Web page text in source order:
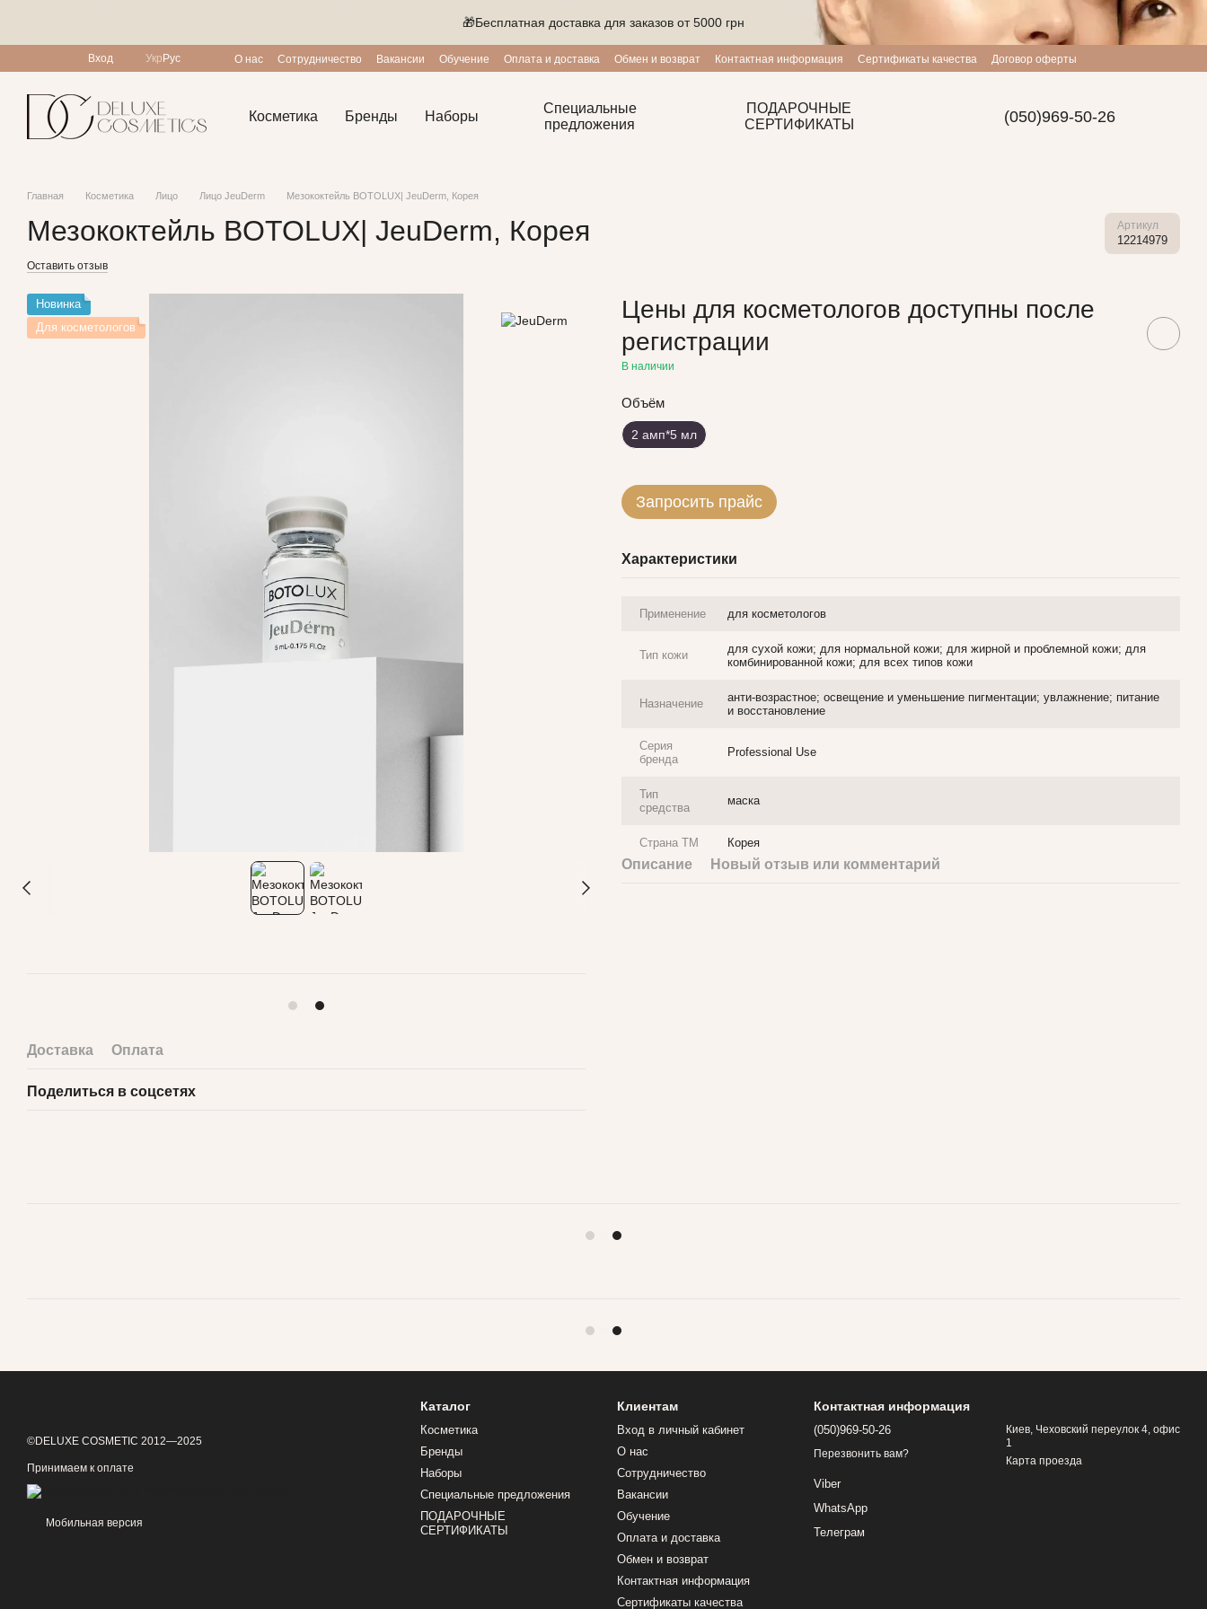
🎁Бесплатная доставка для заказов от 5000 грн
Вход Укр Рус О нас Сотрудничество Вакансии Обучение Оплата и доставка Обмен и возврат Контактная информация Сертификаты качества
Договор оферты
Косметика Бренды Наборы
Специальные
предложения
ПОДАРОЧНЫЕ
СЕРТИФИКАТЫ
(050)969-50-26
Главная Косметика Лицо Лицо JeuDerm Мезококтейль BOTOLUX| JeuDerm, Корея
Мезококтейль BOTOLUX| JeuDerm, Корея Артикул
12214979
Оставить отзыв
Новинка
Для косметологов
Доставка Оплата
Поделиться в соцсетях
Цены для косметологов доступны после
регистрации
В наличии
Объём
2 амп*5 мл
Запросить прайс
Характеристики
Применение для косметологов
Тип кожи
для сухой кожи; для нормальной кожи; для жирной и проблемной кожи; для
комбинированной кожи; для всех типов кожи
Назначение
анти-возрастное; освещение и уменьшение пигментации; увлажнение; питание
и восстановление
Серия
бренда
Professional Use
Тип
средства
маска
Страна ТМ Корея
Описание Новый отзыв или комментарий
©DELUXE COSMETIC 2012—2025
Принимаем к оплате
Мобильная версия
Каталог
Косметика
Бренды
Наборы
Специальные предложения
ПОДАРОЧНЫЕ
СЕРТИФИКАТЫ
Клиентам
Вход в личный кабинет
О нас
Сотрудничество
Вакансии
Обучение
Оплата и доставка
Обмен и возврат
Контактная информация
Сертификаты качества
Контактная информация
(050)969-50-26
Перезвонить вам?
Viber
WhatsApp
Телеграм
Киев, Чеховский переулок 4, офис
1
Карта проезда